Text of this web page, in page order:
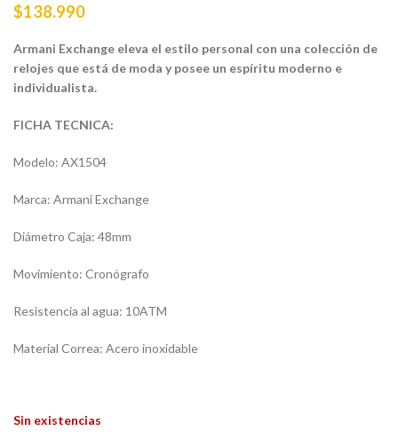
$138.990
Armani Exchange eleva el estilo personal con una colección de
relojes que está de moda y posee un espíritu moderno e
individualista.
FICHA TECNICA:
Modelo: AX1504
Marca: Armani Exchange
Diámetro Caja: 48mm
Movimiento: Cronógrafo
Resistencia al agua: 10ATM
Material Correa: Acero inoxidable
Sin existencias